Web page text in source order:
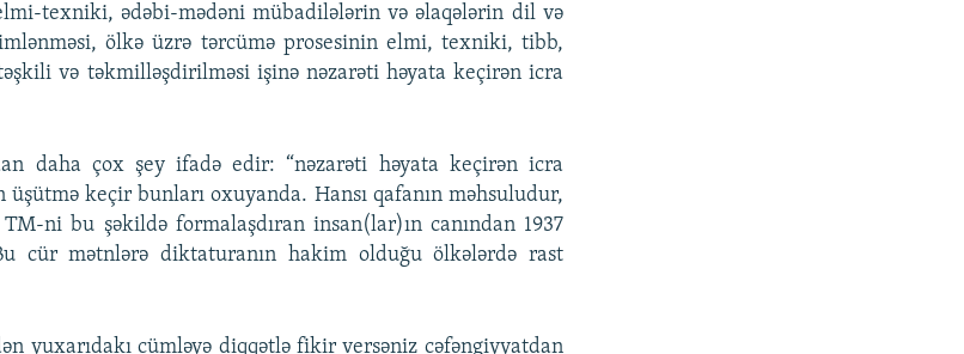
texniki, ədəbi-mədəni mübadilələrin və əlaqələrin dil və
ölkə üzrə tərcümə prosesinin elmi, texniki, tibb,
və təkmilləşdirilməsi işinə nəzarəti həyata keçirən icra
daha çox şey ifadə edir: “nəzarəti həyata keçirən icra
üşütmə keçir bunları oxuyanda. Hansı qafanın məhsuludur,
ni bu şəkildə formalaşdıran insan(lar)ın canından 1937
cür mətnlərə diktaturanın hakim olduğu ölkələrdə rast
yuxarıdakı cümləyə diqqətlə fikir versəniz cəfəngiyyatdan